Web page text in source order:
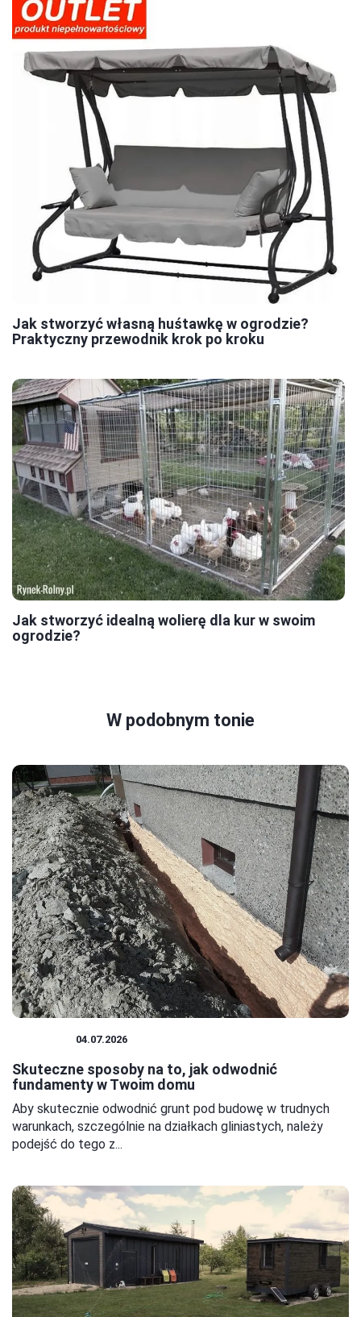
Jak stworzyć własną huśtawkę w ogrodzie?
Praktyczny przewodnik krok po kroku
Jak stworzyć idealną wolierę dla kur w swoim
ogrodzie?
W podobnym tonie
04.07.2026
Skuteczne sposoby na to, jak odwodnić
fundamenty w Twoim domu
Aby skutecznie odwodnić grunt pod budowę w trudnych
warunkach, szczególnie na działkach gliniastych, należy
podejść do tego z...